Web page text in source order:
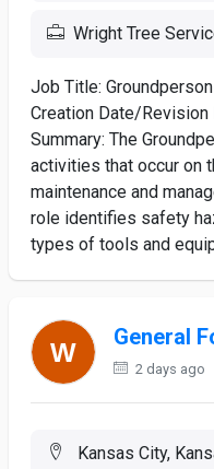
Wright Tree
Job Title:
Creation Date/
Summary: The
activities that occur on
maintenance and
role identifies safety
types of tools and
General
2 days ago
Kansas City,